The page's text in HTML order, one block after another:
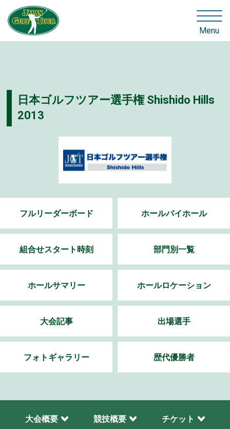
Menu
日本ゴルフツアー選手権 Shishido Hills
2013
フルリーダーボード ホールバイホール
組合せスタート時刻 部門別一覧
ホールサマリー ホールロケーション
大会記事 出場選手
フォトギャラリー 歴代優勝者
大会概要 競技概要 チケット